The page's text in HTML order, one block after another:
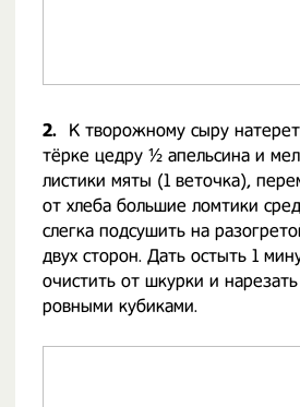
2.
К творожному сыру
тёрке цедру ½ апельсина и
листики мяты (1 веточка),
от хлеба большие ломтики
слегка подсушить на
двух сторон. Дать остыть 1
очистить от шкурки и
ровными кубиками.